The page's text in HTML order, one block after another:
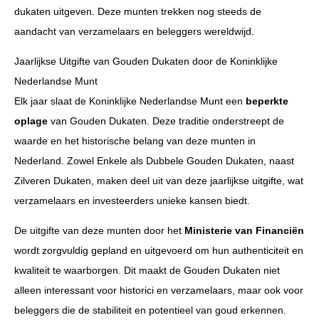
dukaten uitgeven. Deze munten trekken nog steeds de
aandacht van verzamelaars en beleggers wereldwijd.
Jaarlijkse Uitgifte van Gouden Dukaten door de Koninklijke
Nederlandse Munt
Elk jaar slaat de Koninklijke Nederlandse Munt een beperkte
oplage van Gouden Dukaten. Deze traditie onderstreept de
waarde en het historische belang van deze munten in
Nederland. Zowel Enkele als Dubbele Gouden Dukaten, naast
Zilveren Dukaten, maken deel uit van deze jaarlijkse uitgifte, wat
verzamelaars en investeerders unieke kansen biedt.
De uitgifte van deze munten door het Ministerie van Financiën
wordt zorgvuldig gepland en uitgevoerd om hun authenticiteit en
kwaliteit te waarborgen. Dit maakt de Gouden Dukaten niet
alleen interessant voor historici en verzamelaars, maar ook voor
beleggers die de stabiliteit en potentieel van goud erkennen.